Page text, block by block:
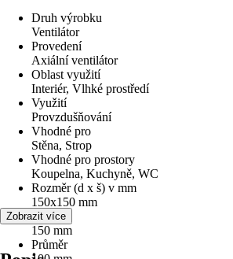
Druh výrobku
Ventilátor
Provedení
Axiální ventilátor
Oblast využití
Interiér, Vlhké prostředí
Využití
Provzdušňování
Vhodné pro
Stěna, Strop
Vhodné pro prostory
Koupelna, Kuchyně, WC
Rozměr (d x š) v mm
150x150 mm
Šířka
150 mm
Průměr
Zobrazit více